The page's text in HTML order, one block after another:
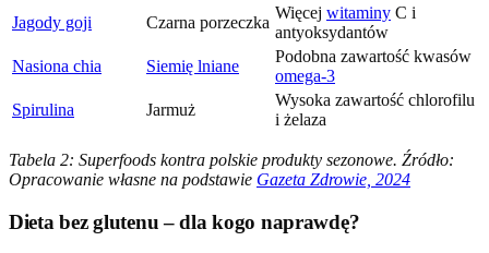
Jagody goji Czarna porzeczka
Więcej witaminy C i
antyoksydantów
Nasiona chia
Siemię lniane
Podobna zawartość kwasów
omega-3
Spirulina
Jarmuż
Wysoka zawartość chlorofilu
i żelaza
Tabela 2: Superfoods kontra polskie produkty sezonowe. Źródło:
Opracowanie własne na podstawie Gazeta Zdrowie, 2024
Dieta bez glutenu – dla kogo naprawdę?